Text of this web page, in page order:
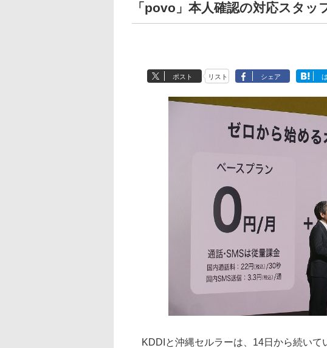
「povo」本人確認の対応スタッ
ポスト リスト シェア
KDDIと沖縄セルラーは、14日から続いて